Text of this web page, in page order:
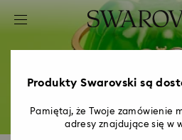
Lista kluczy dostępu
0 - Nagłówek
2 - Stopka
4 - Wyniki wyszukiwania
Produkty Swarovski są
Pamiętaj, że Twoje zamówienie
adresy znajdujące się w